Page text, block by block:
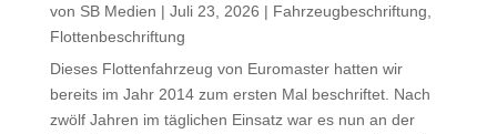
von SB Medien | Juli 23, 2026 | Fahrzeugbeschriftung
Flottenbeschriftung
Dieses Flottenfahrzeug von Euromaster hatten wir
bereits im Jahr 2014 zum ersten Mal beschriftet. Nach
zwölf Jahren im täglichen Einsatz war es nun an der